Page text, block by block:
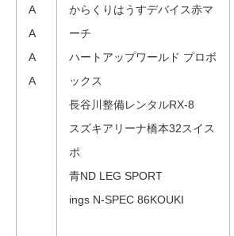
A
A
A
A
からくりはうすデバイス赤マ
ーチ
ハートアップワールド プロボ
ックス
長谷川整備レンタルRX-8
スズキアリーナ橋本32スイス
ポ
青ND LEG SPORT
ings N-SPEC 86KOUKI